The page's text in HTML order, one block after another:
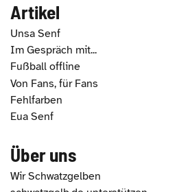
Artikel
Unsa Senf
Im Gespräch mit...
Fußball offline
Von Fans, für Fans
Fehlfarben
Eua Senf
Über uns
Wir Schwatzgelben